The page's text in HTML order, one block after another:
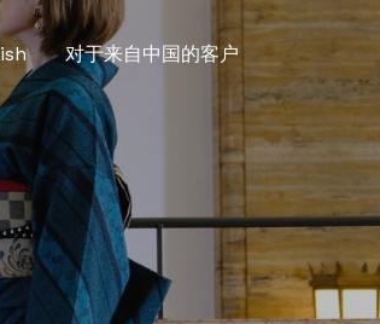
对于来自中国的客户